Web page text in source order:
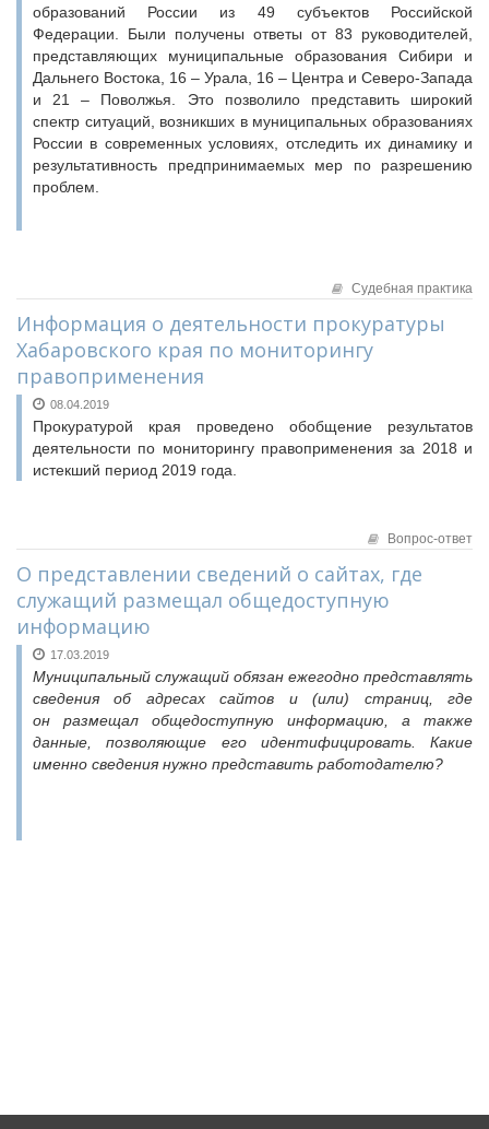
образований России из 49 субъектов Российской
Федерации. Были получены ответы от 83 руководителей,
представляющих муниципальные образования Сибири и
Дальнего Востока, 16 – Урала, 16 – Центра и Северо-Запада
и 21 – Поволжья. Это позволило представить широкий
спектр ситуаций, возникших в муниципальных образованиях
России в современных условиях, отследить их динамику и
результативность предпринимаемых мер по разрешению
проблем.
Судебная практика
Информация о деятельности прокуратуры
Хабаровского края по мониторингу
правоприменения
08.04.2019
Прокуратурой края проведено обобщение результатов
деятельности по мониторингу правоприменения за 2018 и
истекший период 2019 года.
Вопрос-ответ
О представлении сведений о сайтах, где
служащий размещал общедоступную
информацию
17.03.2019
Муниципальный служащий обязан ежегодно представлять
сведения об адресах сайтов и (или) страниц, где
он размещал общедоступную информацию, а также
данные, позволяющие его идентифицировать. Какие
именно сведения нужно представить работодателю?